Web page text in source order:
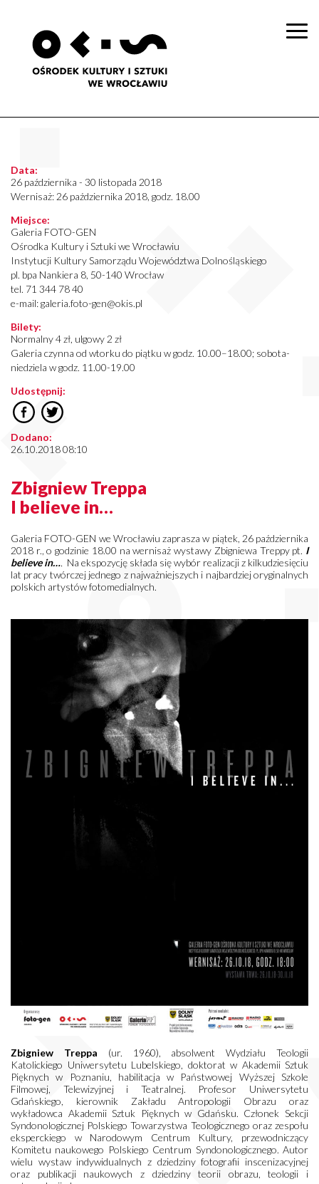
Data:
26 października - 30 listopada 2018
Wernisaż: 26 października 2018, godz. 18.00
Miejsce:
Galeria FOTO-GEN
Ośrodka Kultury i Sztuki we Wrocławiu
Instytucji Kultury Samorządu Województwa Dolnośląskiego
pl. bpa Nankiera 8, 50-140 Wrocław
tel. 71 344 78 40
e-mail: galeria.foto-gen@okis.pl
Bilety:
Normalny 4 zł, ulgowy 2 zł
Galeria czynna od wtorku do piątku w godz. 10.00–18.00; sobota-
niedziela w godz. 11.00-19.00
Udostępnij:
Dodano:
26.10.2018 08:10
Zbigniew Treppa
I believe in…
Galeria FOTO-GEN we Wrocławiu zaprasza w piątek, 26 października
2018 r., o godzinie 18.00 na wernisaż wystawy Zbigniewa Treppy pt. I
believe in…. Na ekspozycję składa się wybór realizacji z kilkudziesięciu
lat pracy twórczej jednego z najważniejszych i najbardziej oryginalnych
polskich artystów fotomedialnych.
Zbigniew Treppa (ur. 1960), absolwent Wydziału Teologii
Katolickiego Uniwersytetu Lubelskiego, doktorat w Akademii Sztuk
Pięknych w Poznaniu, habilitacja w Państwowej Wyższej Szkole
Filmowej, Telewizyjnej i Teatralnej. Profesor Uniwersytetu
Gdańskiego, kierownik Zakładu Antropologii Obrazu oraz
wykładowca Akademii Sztuk Pięknych w Gdańsku. Członek Sekcji
Syndonologicznej Polskiego Towarzystwa Teologicznego oraz zespołu
eksperckiego w Narodowym Centrum Kultury, przewodniczący
Komitetu naukowego Polskiego Centrum Syndonologicznego. Autor
wielu wystaw indywidualnych z dziedziny fotografii inscenizacyjnej
oraz publikacji naukowych z dziedziny teorii obrazu, teologii i